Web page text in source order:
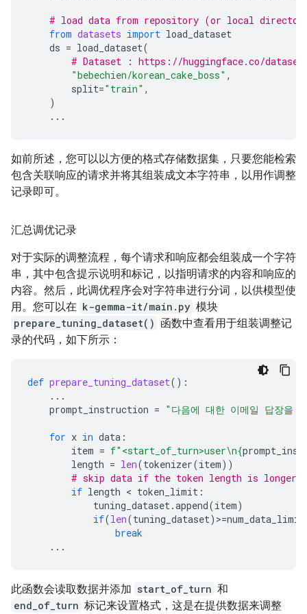
# load data from repository (or local
from datasets import load_dataset
ds = load_dataset(
# Dataset : https://huggingface.co/datasets/
"bebechien/korean_cake_boss" ,
split="train" ,
)
...
如前所述，您可以以方便的格式存储数据集，只要您能检索
包含关联响应的请求并将其组装成文本字符串，以用作调整
记录即可。
汇总调优记录
对于实际的调整流程，每个请求和响应都会组装成一个字符
串，其中包含提示说明和标记，以指明请求的内容和响应的
内容。然后，此调优程序会对字符串进行分词，以供模型使
用。您可以在 k-gemma-it/main.py 模块
prepare_tuning_dataset() 函数中查看用于组装调整记
录的代码，如下所示：
def prepare_tuning_dataset():
...
prompt_instruction = "다음에 대한 이메일 답장을
for x in data :
item = f"<start_of_turn>user\n{
length = len(tokenizer(item))
# skip data if the token length is longer
if length < token_limit :
tuning_dataset .append(item)
if(len(tuning_dataset) >=num_data_limit
break
...
此函数会读取数据并添加 start_of_turn 和
end_of_turn 标记来设置格式，这是在提供数据来调整